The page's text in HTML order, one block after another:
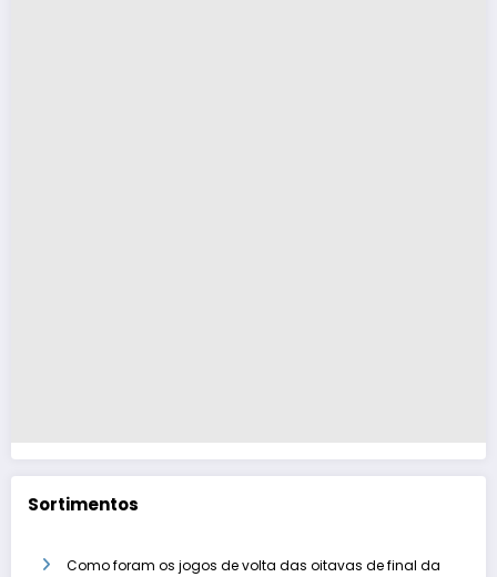
Sortimentos
Como foram os jogos de volta das oitavas de final da